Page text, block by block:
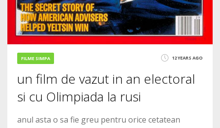
FILME SIMPA 12 YEARS AGO
un film de vazut in an electoral
si cu Olimpiada la rusi
anul asta o sa fie greu pentru orice cetatean